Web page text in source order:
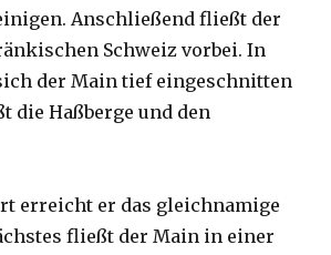
Anschließend fließt der
Schweiz vorbei. In
der Main tief eingeschnitten
die Haßberge und den
erreicht er das gleichnamige
fließt der Main in einer